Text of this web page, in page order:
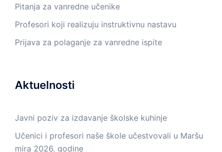
Pitanja za vanredne učenike
Profesori koji realizuju instruktivnu nastavu
Prijava za polaganje za vanredne ispite
Aktuelnosti
Javni poziv za izdavanje školske kuhinje
Učenici i profesori naše škole učestvovali u Maršu
mira 2026. godine